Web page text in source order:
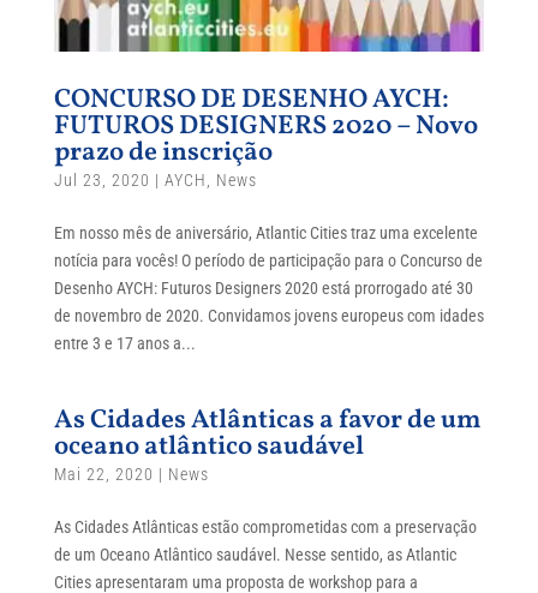
CONCURSO DE DESENHO AYCH:
FUTUROS DESIGNERS 2020 – Novo
prazo de inscrição
Jul 23, 2020 | AYCH News
Em nosso mês de aniversário, Atlantic Cities traz uma excelente
notícia para vocês! O período de participação para o Concurso de
Desenho AYCH: Futuros Designers 2020 está prorrogado até 30
de novembro de 2020. Convidamos jovens europeus com idades
entre 3 e 17 anos a...
As Cidades Atlânticas a favor de um
oceano atlântico saudável
Mai 22, 2020 | News
As Cidades Atlânticas estão comprometidas com a preservação
de um Oceano Atlântico saudável. Nesse sentido, as Atlantic
Cities apresentaram uma proposta de workshop para a